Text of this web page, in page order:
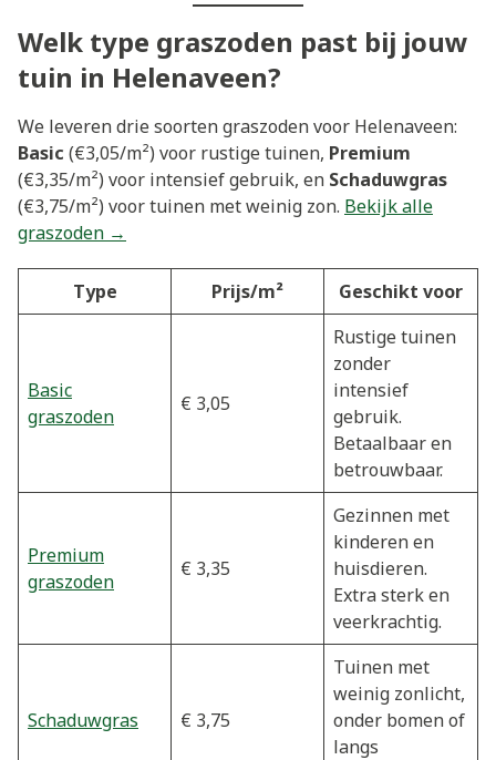
Welk type graszoden past bij jouw
tuin in Helenaveen?
We leveren drie soorten graszoden voor Helenaveen:
Basic (€3,05/m²) voor rustige tuinen, Premium
(€3,35/m²) voor intensief gebruik, en Schaduwgras
(€3,75/m²) voor tuinen met weinig zon. Bekijk alle
graszoden →
Type Prijs/m² Geschikt voor
Basic
graszoden
€ 3,05
Rustige tuinen
zonder
intensief
gebruik.
Betaalbaar en
betrouwbaar.
Premium
graszoden
€ 3,35
Gezinnen met
kinderen en
huisdieren.
Extra sterk en
veerkrachtig.
Schaduwgras € 3,75
Tuinen met
weinig zonlicht,
onder bomen of
langs